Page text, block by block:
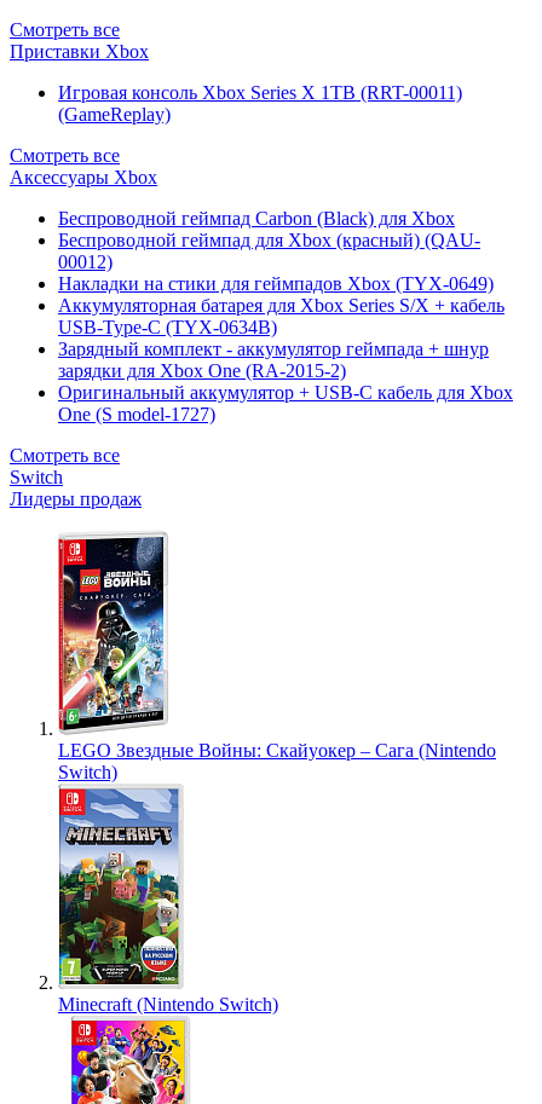
Смотреть все
Приставки Xbox
Игровая консоль Xbox Series X 1TB (RRT-00011)
(GameReplay)
Смотреть все
Аксессуары Xbox
Беспроводной геймпад Carbon (Black) для Xbox
Беспроводной геймпад для Xbox (красный) (QAU-
00012)
Накладки на стики для геймпадов Xbox (TYX-0649)
Аккумуляторная батарея для Xbox Series S/X + кабель
USB-Type-C (TYX-0634B)
Зарядный комплект - аккумулятор геймпада + шнур
зарядки для Xbox One (RA-2015-2)
Оригинальный аккумулятор + USB-C кабель для Xbox
One (S model-1727)
Смотреть все
Switch
Лидеры продаж
LEGO Звездные Войны: Скайуокер – Сага (Nintendo
Switch)
Minecraft (Nintendo Switch)